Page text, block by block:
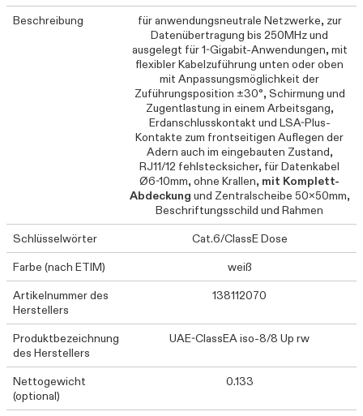
Beschreibung
für anwendungsneutrale Netzwerke, zur
Datenübertragung bis 250MHz und
ausgelegt für 1-Gigabit-Anwendungen, mit
flexibler Kabelzuführung unten oder oben
mit Anpassungsmöglichkeit der
Zuführungsposition ±30°, Schirmung und
Zugentlastung in einem Arbeitsgang,
Erdanschlusskontakt und LSA-Plus-
Kontakte zum frontseitigen Auflegen der
Adern auch im eingebauten Zustand,
RJ11/12 fehlstecksicher, für Datenkabel
Ø6-10mm, ohne Krallen, mit Komplett-
Abdeckung und Zentralscheibe 50x50mm,
Beschriftungsschild und Rahmen
Schlüsselwörter
Cat.6/ClassE Dose
Farbe (nach ETIM)
weiß
Artikelnummer des
Herstellers
138112070
Produktbezeichnung
des Herstellers
UAE-ClassEA iso-8/8 Up rw
Nettogewicht
(optional)
0.133